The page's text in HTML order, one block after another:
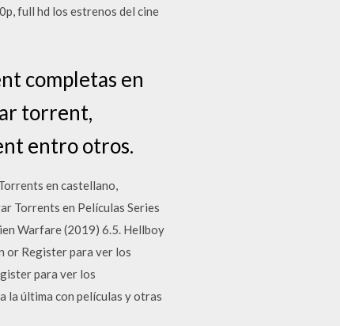
full hd los estrenos del cine
completas en
torrent,
entro otros.
en castellano,
Torrents en Películas Series
Warfare (2019) 6.5. Hellboy
or Register para ver los
para ver los
la última con películas y otras